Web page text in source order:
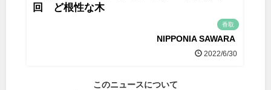
回 ど根性な木
香取
NIPPONIA SAWARA
2022/6/30
このニュースについて